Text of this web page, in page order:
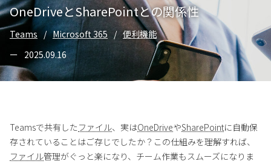
WORDS
COMPANY
OneDriveとSharePointとの関係性
Teams Microsoft 365
便利機能
2025.09.16
Teamsで共有したファイル、実はOneDriveやSharePointに自動保
存されていることはご存じでしたか？この仕組みを理解すれば、
ファイル管理がぐっと楽になり、チーム作業もスムーズになりま